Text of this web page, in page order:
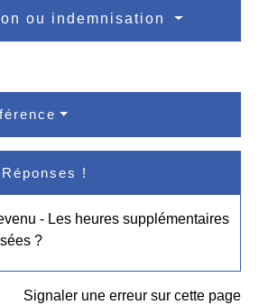
ou indemnisation
!
- Les heures supplémentaires
?
Signaler une erreur sur cette page